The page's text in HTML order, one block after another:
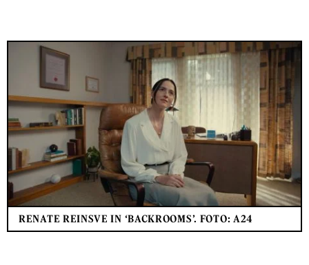
RENATE REINSVE IN ‘BACKROOMS’. FOTO: A24